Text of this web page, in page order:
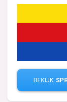
BEKIJK